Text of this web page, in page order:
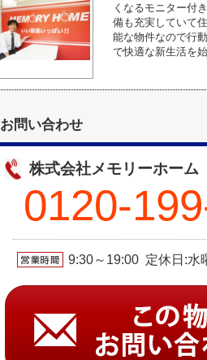
くなるモニター付
備も充実していて
能な物件なので行
で快適な新生活を
お問い合わせ
株式会社メモリーホーム
0120-
9:30～19:00 定休日:水